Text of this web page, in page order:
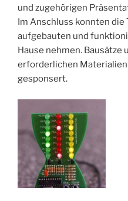
und zugehörigen
Im Anschluss konnten
aufgebauten und
Hause nehmen. Bausätze
erforderlichen Materialien
gesponsert.